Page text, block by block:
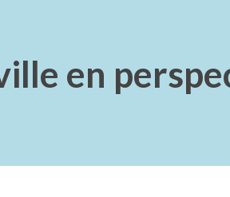
en